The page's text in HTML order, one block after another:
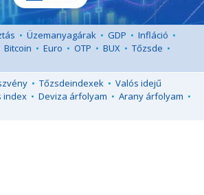
• Üzemanyagárak • GDP • Infláció •
Bitcoin • Euro • OTP • BUX • Tőzsde •
• Tőzsdeindexek • Valós idejű
index • Deviza árfolyam • Arany árfolyam •